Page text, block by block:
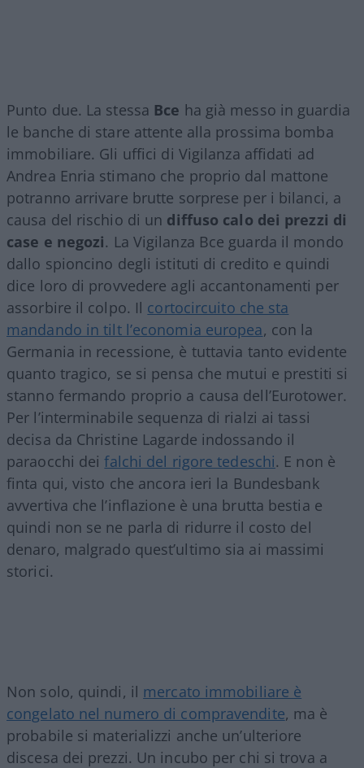
Punto due. La stessa Bce ha già messo in guardia
le banche di stare attente alla prossima bomba
immobiliare. Gli uffici di Vigilanza affidati ad
Andrea Enria stimano che proprio dal mattone
potranno arrivare brutte sorprese per i bilanci, a
causa del rischio di un diffuso calo dei prezzi di
case e negozi. La Vigilanza Bce guarda il mondo
dallo spioncino degli istituti di credito e quindi
dice loro di provvedere agli accantonamenti per
assorbire il colpo. Il cortocircuito che sta
mandando in tilt l’economia europea, con la
Germania in recessione, è tuttavia tanto evidente
quanto tragico, se si pensa che mutui e prestiti si
stanno fermando proprio a causa dell’Eurotower.
Per l’interminabile sequenza di rialzi ai tassi
decisa da Christine Lagarde indossando il
paraocchi deifalchi del rigore tedeschi. E non è
finta qui, visto che ancora ieri la Bundesbank
avvertiva che l’inflazione è una brutta bestia e
quindi non se ne parla di ridurre il costo del
denaro, malgrado quest’ultimo sia ai massimi
storici.
Non solo, quindi, il mercato immobiliare è
congelato nel numero di compravendite, ma è
probabile si materializzi anche un’ulteriore
discesa dei prezzi. Un incubo per chi si trova a